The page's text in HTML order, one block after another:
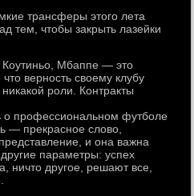
трансферы этого лета
тем, чтобы закрыть лазейки
Мбаппе — это
верность своему клубу
роли. Контракты
о профессиональном футболе
— прекрасное слово,
и она важна
параметры: успех
ничто другое, решают все,